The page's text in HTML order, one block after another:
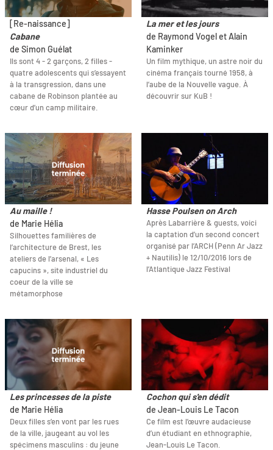
[Re-naissance]
Cabane
de Simon Guélat
Ils sont 4 - 2 garçons, 2 filles -
quatre adolescents qui s’essayent
à la transgression, dans une
cabane de Robinson plantée au
cœur d’un camp militaire.
La mer et les jours
de Raymond Vogel et Alain
Kaminker
Un film mythique, un astre noir du
cinéma français tourné 1958, à
l’aube de la Nouvelle vague. À
découvrir sur KuB !
Au maille !
de Marie Hélia
Silhouettes familières de
l’architecture de Brest, les
ateliers de l’arsenal, « Les
capucins », site industriel du
coeur de la ville se
métamorphose
Hasse Poulsen on Arch
Après Labarrière & guests, voici
la captation d’un second concert
organisé par l’ARCH (Penn Ar Jazz
+ Nautilis) le 12/10/2016 lors de
l’Atlantique Jazz Festival
Les princesses de la piste
de Marie Hélia
Deux filles s’en vont par les rues
de la ville, jaugeant au vol les
spécimens masculins : du jeune
Cochon qui s'en dédit
de Jean-Louis Le Tacon
Ce film est l’œuvre audacieuse
d’un étudiant en ethnographie,
Jean-Louis Le Tacon.